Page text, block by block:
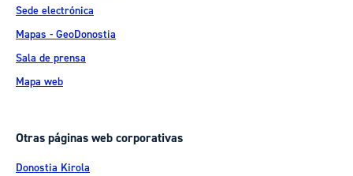
Sede electrónica
Mapas - GeoDonostia
Sala de prensa
Mapa web
Otras páginas web corporativas
Donostia Kirola